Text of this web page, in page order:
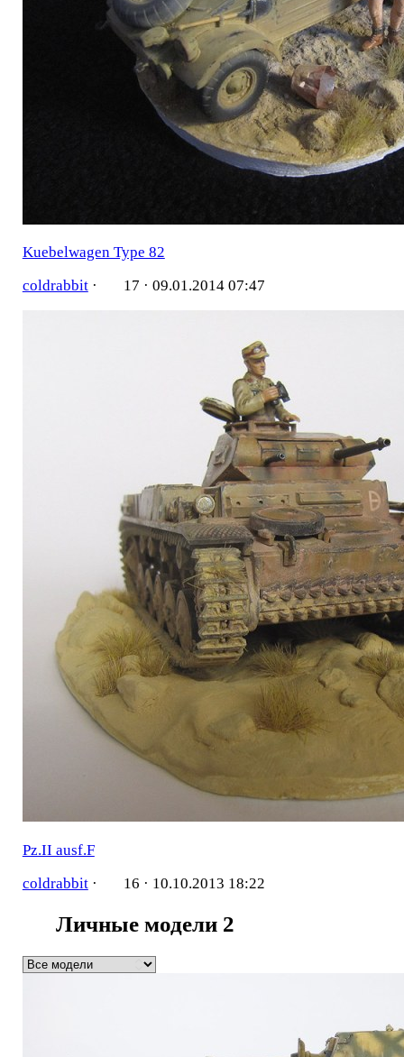
Kuebelwagen Type 82
coldrabbit· 17 · 09.01.2014 07:47
Pz.II ausf.F
coldrabbit· 16 · 10.10.2013 18:22
Личные модели 2